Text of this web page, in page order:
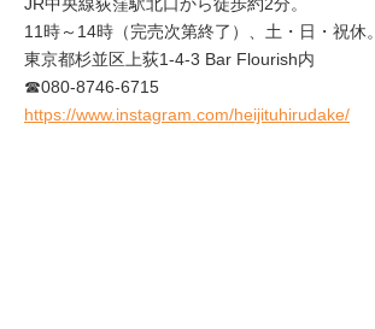
11時～14時（完売次第終了）、土・日・祝休。
東京都杉並区上荻1-4-3 Bar Flourish内
☎080-8746-6715
https://www.instagram.com/heijituhirudake/